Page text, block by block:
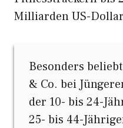
Milliarden US-
Besonders
& Co. bei
der 10- bis 24-
25- bis 44-